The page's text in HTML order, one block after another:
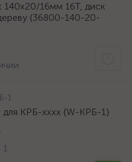
140x20/16мм 16Т, диск
{36800-140-20-
1
для КРБ-хххх {W-КРБ-1}
1